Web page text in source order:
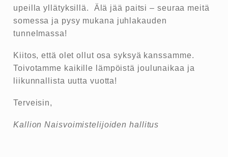
upeilla yllätyksillä. Älä jää paitsi – seuraa meitä
somessa ja pysy mukana juhlakauden
tunnelmassa!
Kiitos, että olet ollut osa syksyä kanssamme.
Toivotamme kaikille lämpöistä joulunaikaa ja
liikunnallista uutta vuotta!
Terveisin,
Kallion Naisvoimistelijoiden hallitus